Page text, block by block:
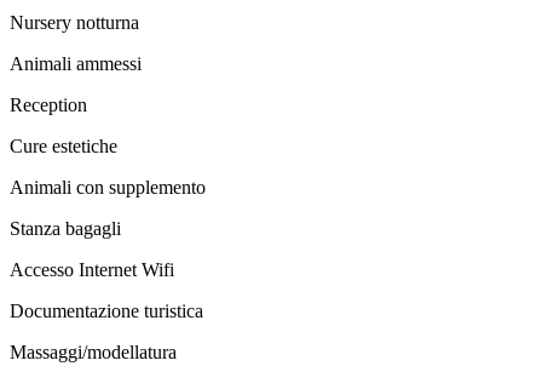
Nursery notturna
Animali ammessi
Reception
Cure estetiche
Animali con supplemento
Stanza bagagli
Accesso Internet Wifi
Documentazione turistica
Massaggi/modellatura